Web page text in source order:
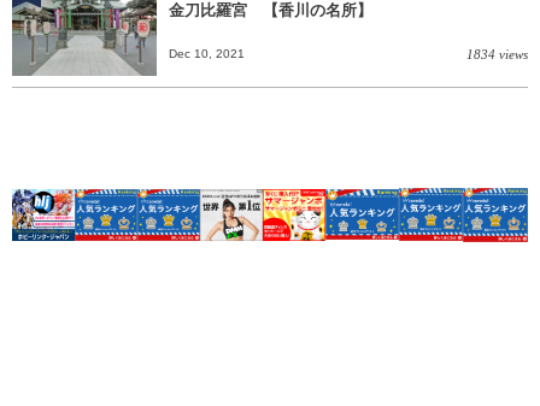
金刀比羅宮 【香川の名所】
Dec 10, 2021 1834 views